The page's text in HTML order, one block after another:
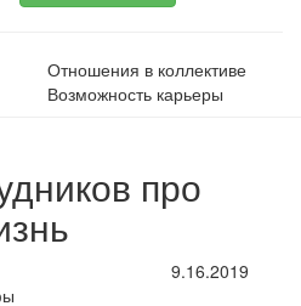
Отношения в коллективе
Возможность карьеры
про
9.16.2019